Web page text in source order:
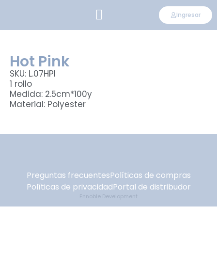
Ingresar
Hot Pink
SKU: L.07HPI
1 rollo
Medida: 2.5cm*100y
Material: Polyester
Preguntas frecuentesPolíticas de compras
Políticas de privacidadPortal de distribudor
Ennoble Development